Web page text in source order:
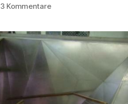
3 Kommentarezu
Madrid
(Fotos)